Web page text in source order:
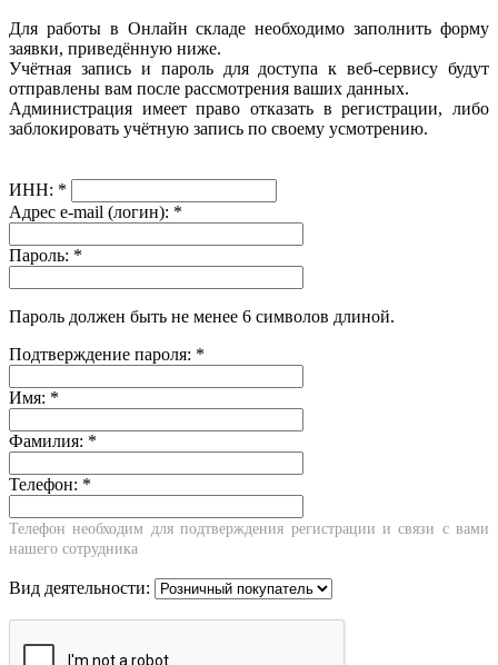
Для работы в Онлайн складе необходимо заполнить форму
заявки, приведённую ниже.
Учётная запись и пароль для доступа к веб-сервису будут
отправлены вам после рассмотрения ваших данных.
Администрация имеет право отказать в регистрации, либо
заблокировать учётную запись по своему усмотрению.
ИНН: *
Адрес e-mail (логин): *
Пароль: *
Пароль должен быть не менее 6 символов длиной.
Подтверждение пароля: *
Имя: *
Фамилия: *
Телефон: *
Телефон необходим для подтверждения регистрации и связи с вами
нашего сотрудника
Вид деятельности: